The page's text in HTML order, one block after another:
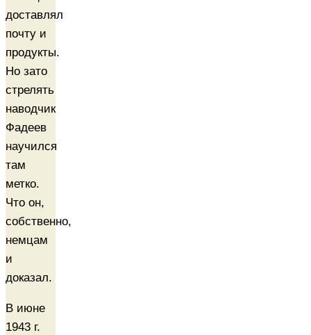
доставлял
почту и
продукты.
Но зато
стрелять
наводчик
Фадеев
научился
там
метко.
Что он,
собственно,
немцам
и
доказал.
В июне
1943 г.